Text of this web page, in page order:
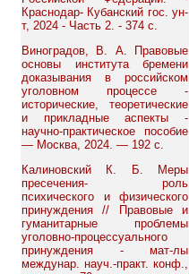
Краснодар- Кубанский гос. ун-
т, 2024 - Часть 2. - 374 с.
Виноградов, В. А. Правовые
основы института бремени
доказывания в российском
уголовном процессе -
исторические, теоретические
и прикладные аспекты -
научно-практическое пособие
— Москва, 2024. — 192 с.
Калиновский К. Б. Меры
пресечения- роль
психического и физического
принуждения // Правовые и
гуманитарные проблемы
уголовно-процессуального
принуждения - мат-лы
междунар. науч.-практ. конф.,